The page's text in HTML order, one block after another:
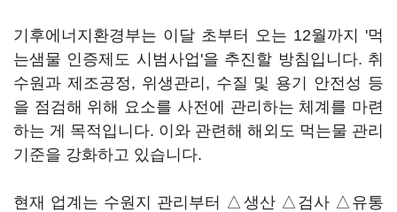
기후에너지환경부는 이달 초부터 오는 12월까지 '먹
는샘물 인증제도 시범사업'을 추진할 방침입니다. 취
수원과 제조공정, 위생관리, 수질 및 용기 안전성 등
을 점검해 위해 요소를 사전에 관리하는 체계를 마련
하는 게 목적입니다. 이와 관련해 해외도 먹는물 관리
기준을 강화하고 있습니다.
현재 업계는 수원지 관리부터 △생산 △검사 △유통